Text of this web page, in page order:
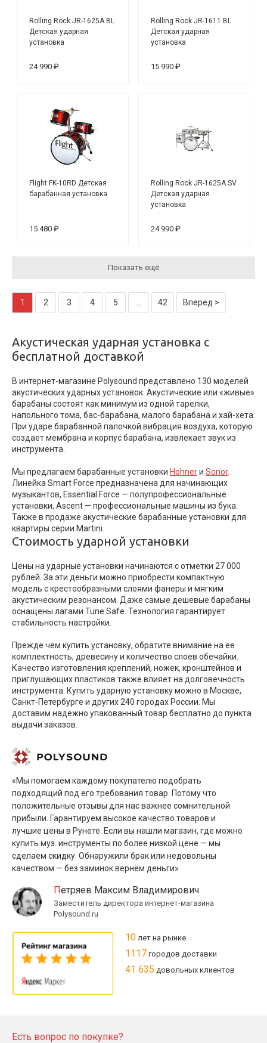
Rolling Rock JR-1625A BL
Детская ударная
установка
24 990 ₽
Rolling Rock JR-1611 BL
Детская ударная
установка
15 990 ₽
Flight FK-10RD Детская
барабанная установка
15 480 ₽
Rolling Rock JR-1625A SV
Детская ударная
установка
24 990 ₽
Показать ещё
1 2 3 4 5 42 Вперёд >
Акустическая ударная установка с
бесплатной доставкой
В интернет-магазине Polysound представлено 130 моделей
акустических ударных установок. Акустические или «живые»
барабаны состоят как минимум из одной тарелки,
напольного тома, бас-барабана, малого барабана и хай-хета.
При ударе барабанной палочкой вибрация воздуха, которую
создает мембрана и корпус барабана, извлекает звук из
инструмента.
Мы предлагаем барабанные установки Hohnerи Sonor.
Линейка Smart Force предназначена для начинающих
музыкантов, Essential Force — полупрофессиональные
установки, Ascent — профессиональные машины из бука.
Также в продаже акустические барабанные установки для
квартиры серии Martini.
Стоимость ударной установки
Цены на ударные установки начинаются с отметки 27 000
рублей. За эти деньги можно приобрести компактную
модель с крестообразными слоями фанеры и мягким
акустическим резонансом. Даже самые дешевые барабаны
оснащены лагами Tune Safe. Технология гарантирует
стабильность настройки.
Прежде чем купить установку, обратите внимание на ее
комплектность, древесину и количество слоев обечайки.
Качество изготовления креплений, ножек, кронштейнов и
приглушающих пластиков также влияет на долговечность
инструмента. Купить ударную установку можно в Москве,
Санкт-Петербурге и других 240 городах России. Мы
доставим надежно упакованный товар бесплатно до пункта
выдачи заказов.
«Мы помогаем каждому покупателю подобрать
подходящий под его требования товар. Потому что
положительные отзывы для нас важнее сомнительной
прибыли. Гарантируем высокое качество товаров и
лучшие цены в Рунете. Если вы нашли магазин, где можно
купить муз. инструменты по более низкой цене — мы
сделаем скидку. Обнаружили брак или недовольны
качеством — без заминок вернём деньги»
Петряев Максим Владимирович
Заместитель директора интернет-магазина
Polysound.ru
10 лет на рынке
1117 городов доставки
41 635 довольных клиентов
Есть вопрос по покупке?